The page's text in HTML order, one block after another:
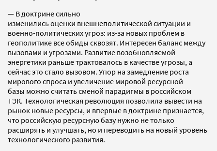
— В доктрине сильно
изменились оценки внешнеполитической ситуации и
военно-политических угроз: из-за новых проблем в
геополитике все обиды сквозят. Интересен баланс между
вызовами и угрозами. Развитие возобновляемой
энергетики раньше трактовалось в качестве угрозы, а
сейчас это стало вызовом. Упор на замедление роста
мирового спроса и увеличение мировой ресурсной
базы можно считать сменой парадигмы в российском
ТЭК. Технологическая революция позволила вывести на
рынок новые ресурсы, и впервые в доктрине признается,
что российскую ресурсную базу нужно не только
расширять и улучшать, но и переводить на новый уровень
технологического развития.